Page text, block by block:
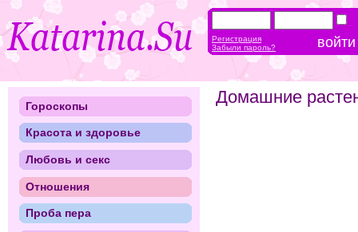
Домашние
Гороскопы
Красота и здоровье
Любовь и секс
Отношения
Проба пера
Регистрация
Забыли пароль?